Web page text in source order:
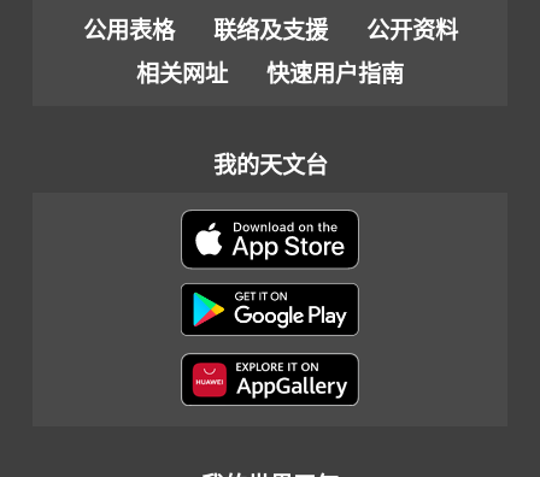
公用表格 联络及支援
公开资料
相关网址
快速用户指南
我的天文台